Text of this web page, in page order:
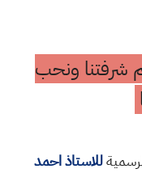
شرفتنا ونحب
للاستاذ احمد